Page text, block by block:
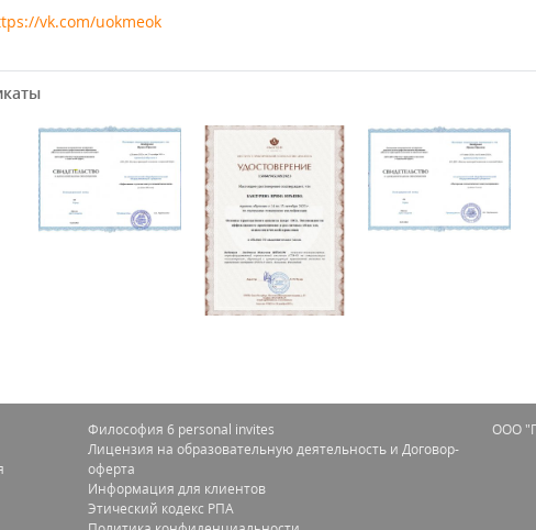
vk.com/uokmeok
Философия 6 personal invites
Лицензия на образовательную деятельность и Договор-
оферта
Информация для клиентов
Этический кодекс РПА
OOO